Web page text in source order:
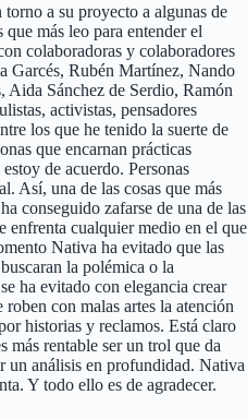
a su proyecto a algunas de
más leo para entender el
colaboradoras y colaboradores
Garcés, Rubén Martínez, Nando
Sánchez de Serdio, Ramón
activistas, pensadores
los que he tenido la suerte de
que encarnan prácticas
de acuerdo. Personas
Así, una de las cosas que más
conseguido zafarse de una de las
enfrenta cualquier medio en el que
Nativa ha evitado que las
la polémica o la
ha evitado con elegancia crear
con malas artes la atención
historias y reclamos. Está claro
más rentable ser un trol que da
un análisis en profundidad. Nativa
Y todo ello es de agradecer.